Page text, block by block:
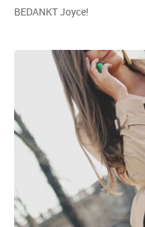
BEDANKT Joyce!